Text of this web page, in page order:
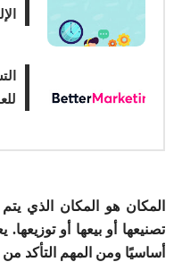
المكان هو المكان الذي
تصنيعها أو بيعها أو توزيعها.
أساسيًا ومن المهم التأكد